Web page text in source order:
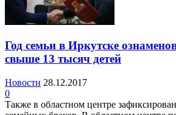
Год семьи в Иркутске
свыше 13 тысяч детей
Новости 28.12.2017
0
Также в областном центре